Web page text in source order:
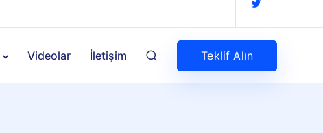
Videolar İletişim Teklif Alın